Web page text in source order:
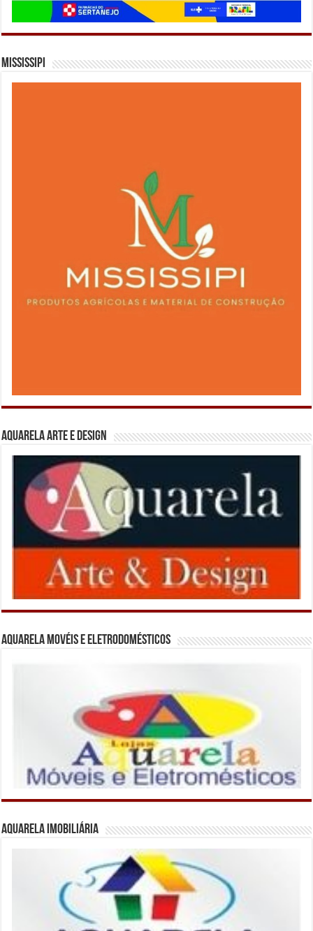
Mississipi
Aquarela Arte e Design
Aquarela Movéis e Eletrodomésticos
Aquarela Imobiliária